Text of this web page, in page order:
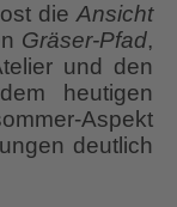
dieAnsicht
Gräser-Pfad,
und den
heutigen
Aspekt
deutlich